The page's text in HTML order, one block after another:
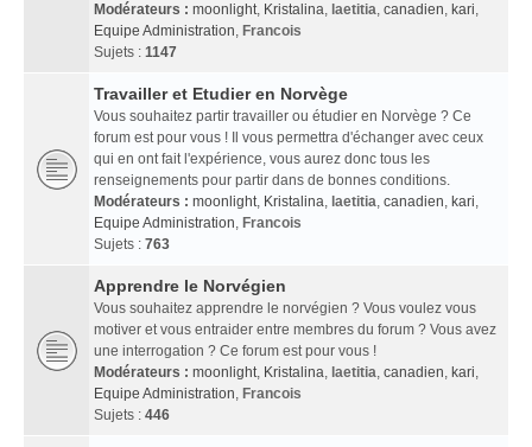
Modérateurs : moonlight, Kristalina, laetitia, canadien, kari,
Equipe Administration, Francois
Sujets : 1147
Travailler et Etudier en Norvège
Vous souhaitez partir travailler ou étudier en Norvège ? Ce
forum est pour vous ! Il vous permettra d'échanger avec ceux
qui en ont fait l'expérience, vous aurez donc tous les
renseignements pour partir dans de bonnes conditions.
Modérateurs : moonlight, Kristalina, laetitia, canadien, kari,
Equipe Administration, Francois
Sujets : 763
Apprendre le Norvégien
Vous souhaitez apprendre le norvégien ? Vous voulez vous
motiver et vous entraider entre membres du forum ? Vous avez
une interrogation ? Ce forum est pour vous !
Modérateurs : moonlight, Kristalina, laetitia, canadien, kari,
Equipe Administration, Francois
Sujets : 446